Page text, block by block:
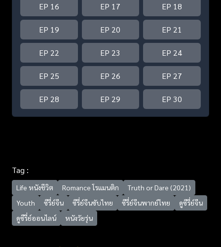
EP 16 EP 17 EP 18
EP 19 EP 20 EP 21
EP 22 EP 23 EP 24
EP 25 EP 26 EP 27
EP 28 EP 29 EP 30
Tag :
Life หนังชีวิต Romance โรแมนติก
Truth or Dare (2021)
Youth
ซีรี่ย์จีน ซีรี่ย์จีนซับไทย ซีรี่ย์จีนพากย์ไทย
ดูซีรี่ย์จีน
ดูซีรี่ย์ออนไลน์
หนังวัยรุ่น